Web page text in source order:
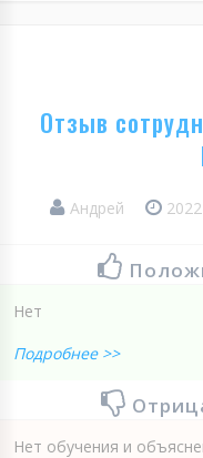
Отзыв
Андрей
Нет
Подробнее >>
Нет обучения и